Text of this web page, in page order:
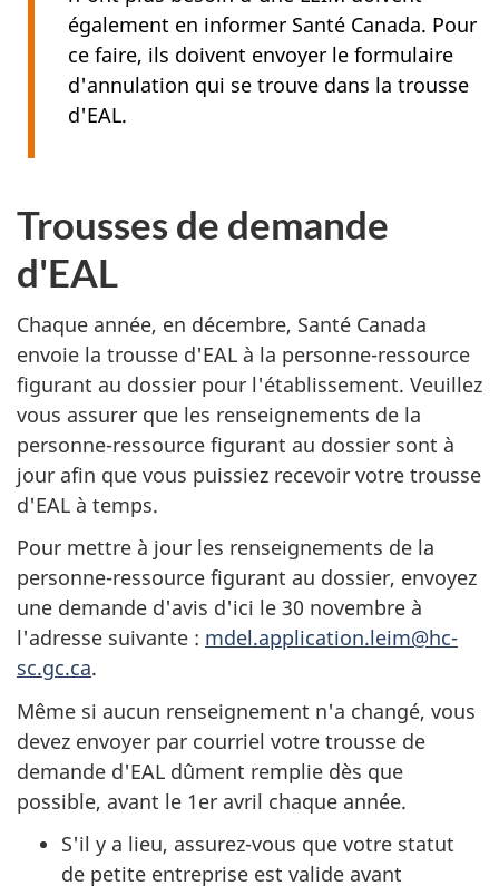
également en informer Santé Canada. Pour
ce faire, ils doivent envoyer le formulaire
d'annulation qui se trouve dans la trousse
d'EAL.
Trousses de demande
d'EAL
Chaque année, en décembre, Santé Canada
envoie la trousse d'EAL à la personne-ressource
figurant au dossier pour l'établissement. Veuillez
vous assurer que les renseignements de la
personne-ressource figurant au dossier sont à
jour afin que vous puissiez recevoir votre trousse
d'EAL à temps.
Pour mettre à jour les renseignements de la
personne-ressource figurant au dossier, envoyez
une demande d'avis d'ici le 30 novembre à
l'adresse suivante : mdel.application.leim@hc-
sc.gc.ca.
Même si aucun renseignement n'a changé, vous
devez envoyer par courriel votre trousse de
demande d'EAL dûment remplie dès que
possible, avant le 1er avril chaque année.
S'il y a lieu, assurez-vous que votre statut
de petite entreprise est valide avant